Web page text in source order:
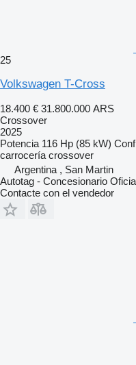
25
Volkswagen T-Cross
18.400 € 31.800.000 ARS
Crossover
2025
Potencia 116 Hp (85 kW)
carrocería crossover
Argentina , San Martin
Autotag - Concesionario
Contacte con el vendedor